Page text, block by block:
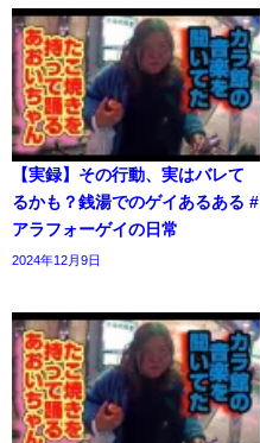
【実録】その行動、実はバレて
るかも？銭湯でのゲイあるある #
アラフォーゲイの日常
2024年12月9日